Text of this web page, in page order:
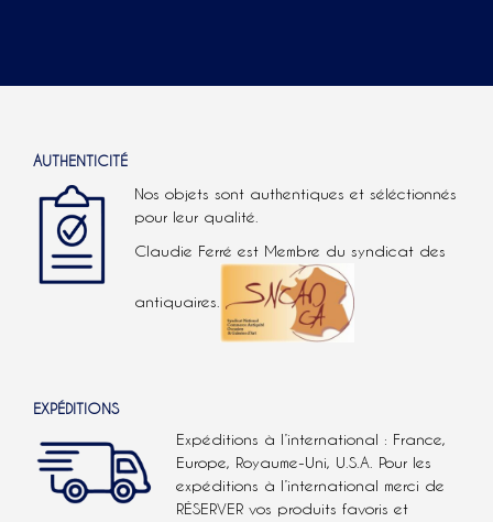
AUTHENTICITÉ
Nos objets sont authentiques et séléctionnés
pour leur qualité.
Claudie Ferré est Membre du syndicat des
antiquaires.
EXPÉDITIONS
Expéditions à l’international : France,
Europe, Royaume-Uni, U.S.A. Pour les
expéditions à l’international merci de
RÉSERVER vos produits favoris et